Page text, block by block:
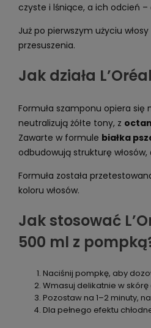
czyste i lśniące, a ich odcień –
Już po pierwszym użyciu
przesuszenia.
Jak działa
Formuła szamponu opiera się
neutralizują żółte tony, z
Zawarte w formule białka
odbudowują strukturę
Formuła została
koloru włosów.
Jak stosować
500 ml z
Naciśnij pompkę, aby
Wmasuj delikatnie w skórę
Pozostaw na 1–2 minuty,
Dla pełnego efektu